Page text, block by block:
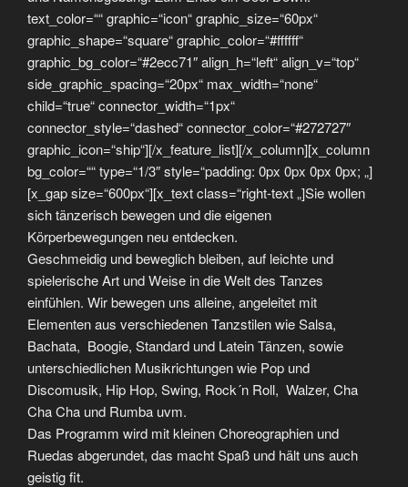
text_color=““ graphic=“icon“ graphic_size=“60px“
graphic_shape=“square“ graphic_color=“#ffffff“
graphic_bg_color=“#2ecc71″ align_h=“left“ align_v=“top“
side_graphic_spacing=“20px“ max_width=“none“
child=“true“ connector_width=“1px“
connector_style=“dashed“ connector_color=“#272727″
graphic_icon=“ship“][/x_feature_list][/x_column][x_column
bg_color=““ type=“1/3″ style=“padding: 0px 0px 0px 0px; „]
[x_gap size=“600px“][x_text class=“right-text „]Sie wollen
sich tänzerisch bewegen und die eigenen
Körperbewegungen neu entdecken.
Geschmeidig und beweglich bleiben, auf leichte und
spielerische Art und Weise in die Welt des Tanzes
einfühlen. Wir bewegen uns alleine, angeleitet mit
Elementen aus verschiedenen Tanzstilen wie Salsa,
Bachata, Boogie, Standard und Latein Tänzen, sowie
unterschiedlichen Musikrichtungen wie Pop und
Discomusik, Hip Hop, Swing, Rock´n Roll, Walzer, Cha
Cha Cha und Rumba uvm.
Das Programm wird mit kleinen Choreographien und
Ruedas abgerundet, das macht Spaß und hält uns auch
geistig fit.